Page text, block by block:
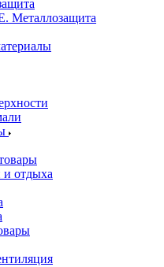
Металлозащита
и отдыха